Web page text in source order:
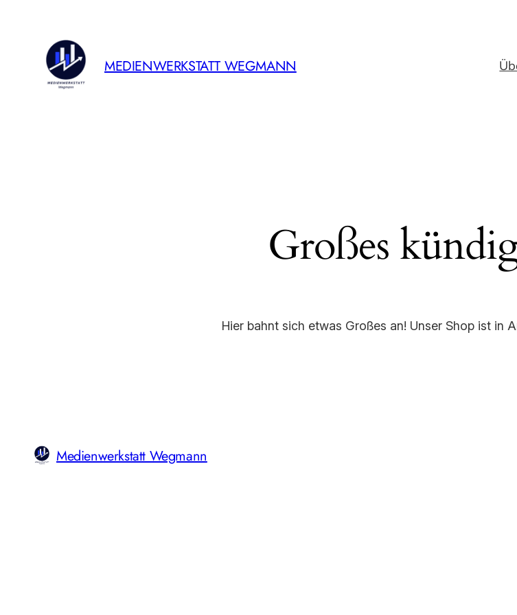
MEDIENWERKSTATT WEGMANN
Großes
Hier bahnt sich etwas Großes an! Unser Shop ist in
Medienwerkstatt Wegmann